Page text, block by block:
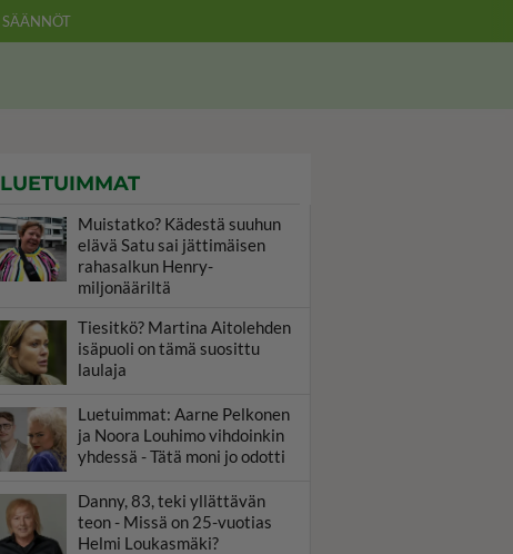
SÄÄNNÖT
LUETUIMMAT
Muistatko? Kädestä suuhun
elävä Satu sai jättimäisen
rahasalkun Henry-
miljonääriltä
Tiesitkö? Martina Aitolehden
isäpuoli on tämä suosittu
laulaja
Luetuimmat: Aarne Pelkonen
ja Noora Louhimo vihdoinkin
yhdessä - Tätä moni jo odotti
Danny, 83, teki yllättävän
teon - Missä on 25-vuotias
Helmi Loukasmäki?